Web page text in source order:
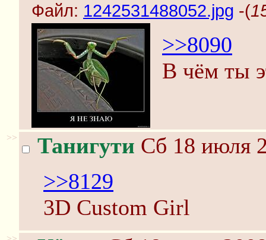
Файл: 1242531488052.jpg -(
>>8090
В чём ты
>> Танигути Сб 18 июля
>>8129
3D Custom Girl